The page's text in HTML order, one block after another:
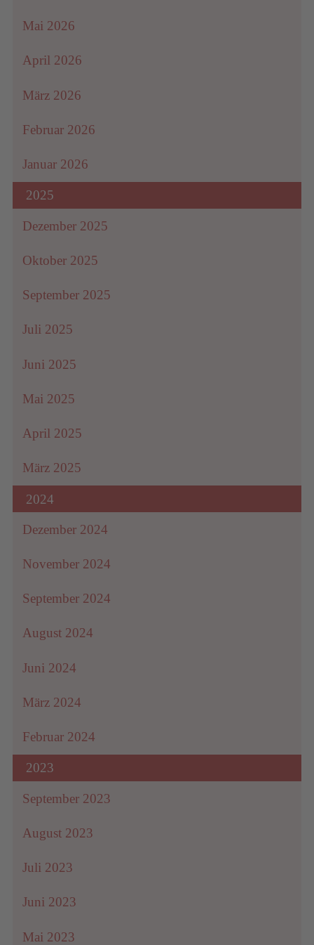
kann
zu
Aktivitäten
Bitte
Sie
die
Details
durch
stimmen
der
des
um
Video
by
Consent
Platform
Mai 2026
April 2026
März 2026
Februar 2026
Januar 2026
2025
Dezember 2025
Oktober 2025
September 2025
Juli 2025
Juni 2025
Mai 2025
April 2025
März 2025
2024
Dezember 2024
November 2024
September 2024
August 2024
Juni 2024
März 2024
Februar 2024
2023
September 2023
August 2023
Juli 2023
Juni 2023
Mai 2023